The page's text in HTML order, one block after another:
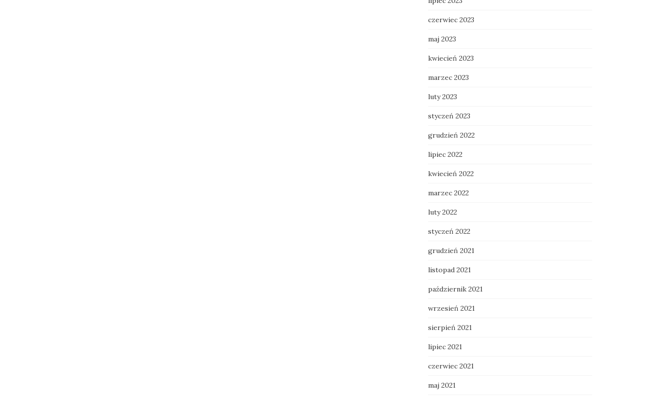
czerwiec 2023
maj 2023
kwiecień 2023
marzec 2023
luty 2023
styczeń 2023
grudzień 2022
lipiec 2022
kwiecień 2022
marzec 2022
luty 2022
styczeń 2022
grudzień 2021
listopad 2021
październik 2021
wrzesień 2021
sierpień 2021
lipiec 2021
czerwiec 2021
maj 2021